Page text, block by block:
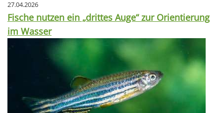
27.04.2026
Fische nutzen ein „drittes Auge“ zur Orientierung
im Wasser